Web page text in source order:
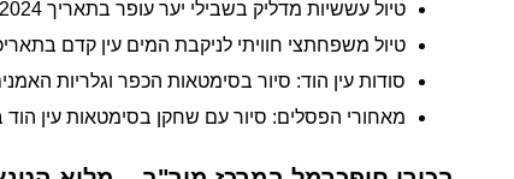
טיול עששיות מדליק בשבילי יער עופר בתאריך 14/06/2024
טיול משפחתצי חוויתי לניקבת המים עין קדם בתאריכים 01-08-12-15/06/
סודות עין הוד: סיור בסימטאות הכפר וגלריות האמנים וסיום
מאחורי הפסלים: סיור עם שחקן בסימטאות עין הוד בתאריכים